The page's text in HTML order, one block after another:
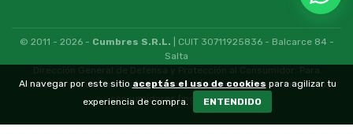
© 2011 - 2026 - Cumbres S.R.L. | CUIT 30711925836 - Balcarce 84 -
Salta
Dirección General de Defensa y Protección al Consumidor: Para
consultas y/o denuncias[ingrese aquí]| Nación: Defensa de las y los
consumidores[ingrese aquí].
Al navegar por este sitio aceptás el uso de cookiespara agilizar tu
experiencia de compra.
ENTENDIDO